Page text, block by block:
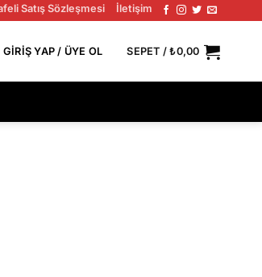
KARGO!
Satış Sözleşmesi İletişim
GIRIŞ YAP / ÜYE OL SEPET /₺0,00